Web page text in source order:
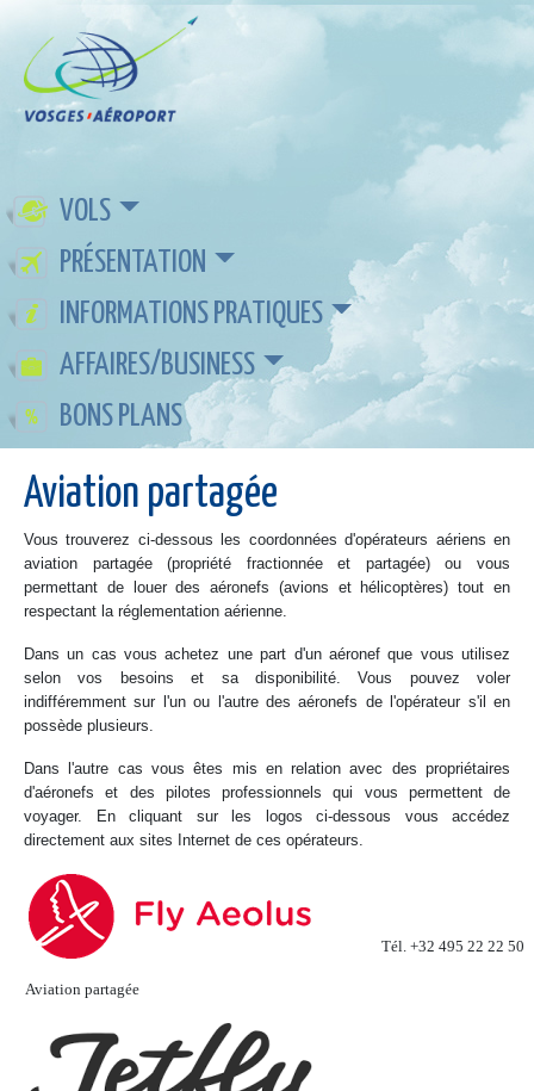
VOLS
PRÉSENTATION
INFORMATIONS PRATIQUES
AFFAIRES/BUSINESS
BONS PLANS
Aviation partagée
Vous trouverez ci-dessous les coordonnées d'opérateurs aériens en
aviation partagée (propriété fractionnée et partagée) ou vous
permettant de louer des aéronefs (avions et hélicoptères) tout en
respectant la réglementation aérienne.
Dans un cas vous achetez une part d'un aéronef que vous utilisez
selon vos besoins et sa disponibilité. Vous pouvez voler
indifféremment sur l'un ou l'autre des aéronefs de l'opérateur s'il en
possède plusieurs.
Dans l'autre cas vous êtes mis en relation avec des propriétaires
d'aéronefs et des pilotes professionnels qui vous permettent de
voyager. En cliquant sur les logos ci-dessous vous accédez
directement aux sites Internet de ces opérateurs.
Aviation partagée
Tél. +32 495 22 22 50